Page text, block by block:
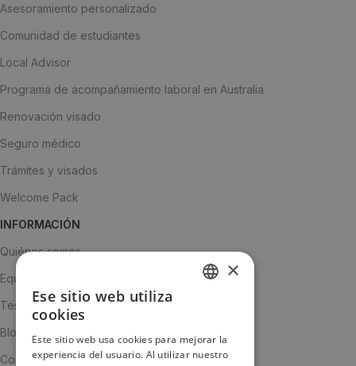
Asesoramiento personalizado
Comunidad de estudiantes
Local Advisor
Programa de acompañamiento laboral en Australia
Renovación visado
Seguro médico
Trámites y visados
Welcome Pack
INFORMACIÓN
Quiénes somos
Equipo
Testimonios
Blog
Contacto
JA
×
Ese sitio web utiliza
cookies
Este sitio web usa cookies para mejorar la
experiencia del usuario. Al utilizar nuestro